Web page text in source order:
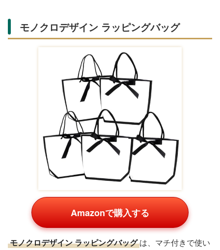
モノクロデザイン ラッピングバッグ
Amazonで購入する
モノクロデザイン ラッピングバッグ は、マチ付きで使い